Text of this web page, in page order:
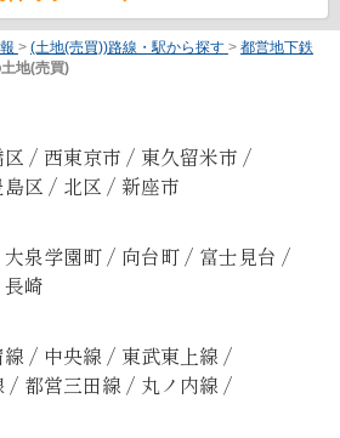
> (土地(売買))路線・駅から探す > 都営地下鉄
地(売買)
/ 西東京市 / 東久留米市 /
島区 / 北区 / 新座市
大泉学園町 / 向台町 / 富士見台 /
長崎
/ 中央線 / 東武東上線 /
/ 都営三田線 / 丸ノ内線 /